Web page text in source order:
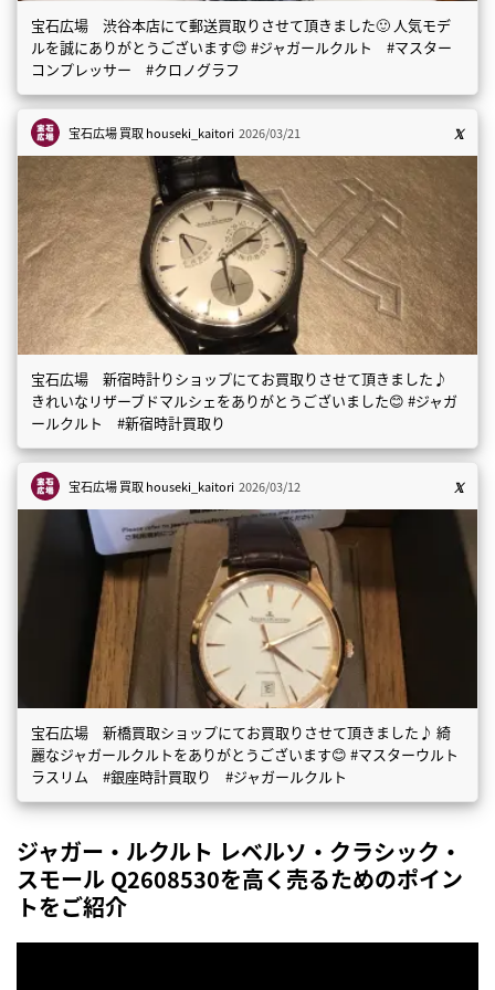
宝石広場 渋谷本店にて郵送買取りさせて頂きました🙂 人気モデ
ルを誠にありがとうございます😊 #ジャガールクルト #マスター
コンプレッサー #クロノグラフ
宝石広場 買取houseki_kaitori 2026/03/21
宝石広場 新宿時計りショップにてお買取りさせて頂きました♪
きれいなリザーブドマルシェをありがとうございました😊 #ジャガ
ールクルト #新宿時計買取り
宝石広場 買取houseki_kaitori 2026/03/12
宝石広場 新橋買取ショップにてお買取りさせて頂きました♪ 綺
麗なジャガールクルトをありがとうございます😊 #マスターウルト
ラスリム #銀座時計買取り #ジャガールクルト
ジャガー・ルクルト レベルソ・クラシック・
スモール Q2608530を高く売るためのポイン
トをご紹介